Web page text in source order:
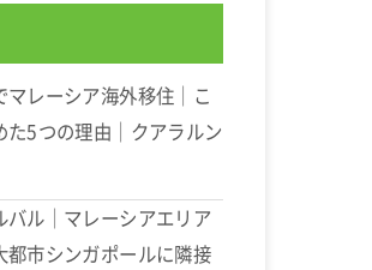
マレーシア海外移住｜こ
た5つの理由｜クアラルン
バル｜マレーシアエリア
都市シンガポールに隣接